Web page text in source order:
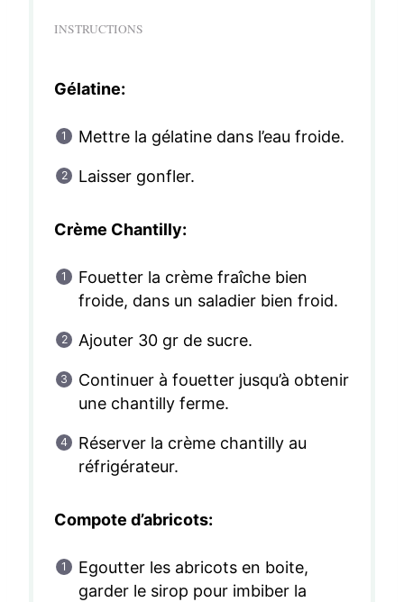
INSTRUCTIONS
Gélatine:
Mettre la gélatine dans l’eau froide.
Laisser gonfler.
Crème Chantilly:
Fouetter la crème fraîche bien
froide, dans un saladier bien froid.
Ajouter 30 gr de sucre.
Continuer à fouetter jusqu’à obtenir
une chantilly ferme.
Réserver la crème chantilly au
réfrigérateur.
Compote d’abricots:
Egoutter les abricots en boite,
garder le sirop pour imbiber la